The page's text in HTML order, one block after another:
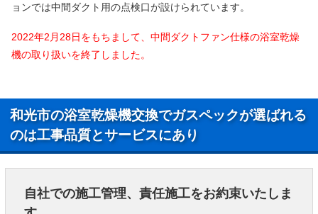
ョンでは中間ダクト用の点検口が設けられています。
2022年2月28日をもちまして、中間ダクトファン仕様の浴室乾燥
機の取り扱いを終了しました。
和光市の浴室乾燥機交換でガスペックが選ばれる
のは工事品質とサービスにあり
自社での施工管理、責任施工をお約束いたしま